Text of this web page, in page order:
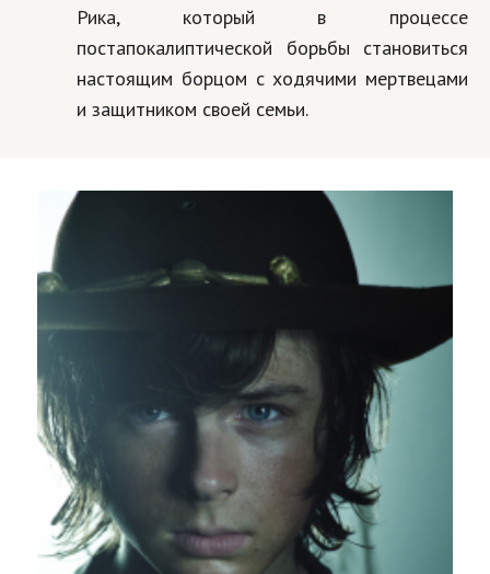
Рика, который в процессе
постапокалиптической борьбы становиться
настоящим борцом с ходячими мертвецами
и защитником своей семьи.